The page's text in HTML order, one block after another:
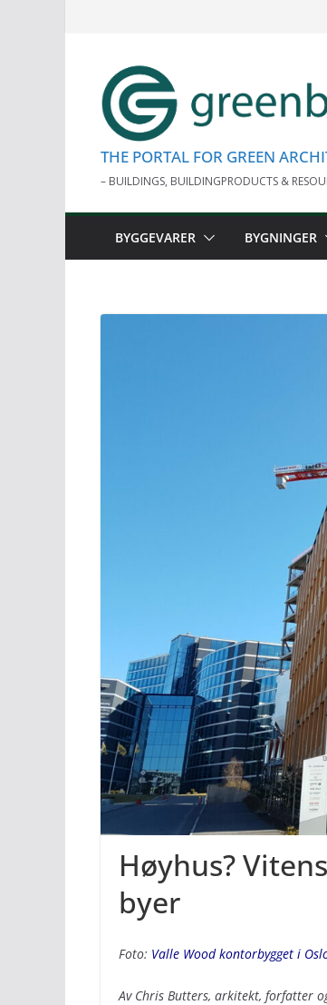
THE PORTAL FOR GREEN
– BUILDINGS, BUILDINGPRODUCTS &
BYGGEVARER BYGNINGER
Høyhus?
byer
Foto: Valle Wood kontorbygget i
Av Chris Butters, arkitekt, forfatter